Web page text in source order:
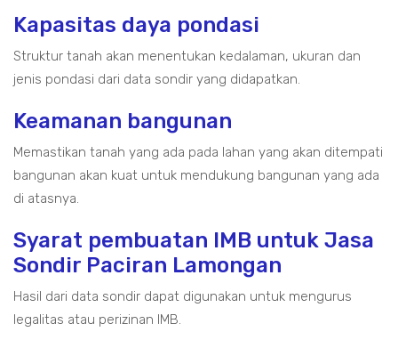
Kapasitas daya pondasi
Struktur tanah akan menentukan kedalaman, ukuran dan
jenis pondasi dari data sondir yang didapatkan.
Keamanan bangunan
Memastikan tanah yang ada pada lahan yang akan ditempati
bangunan akan kuat untuk mendukung bangunan yang ada
di atasnya.
Syarat pembuatan IMB untuk Jasa
Sondir Paciran Lamongan
Hasil dari data sondir dapat digunakan untuk mengurus
legalitas atau perizinan IMB.